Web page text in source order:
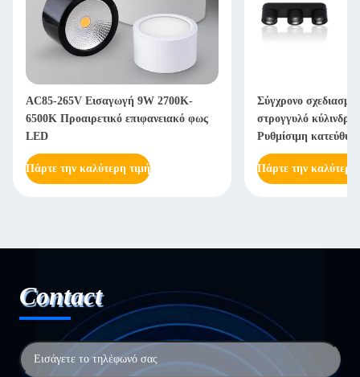
AC85-265V Εισαγωγή 9W 2700K-
6500K Προαιρετικό επιφανειακό φως
LED
Πάρτε την καλύτερη τιμή
Σύγχρονο σχεδιασμό
στρογγυλό
Ρυθμίσιμη
εσωτερική οροφή
Insta
Πάρτε την καλύτερη
Contact